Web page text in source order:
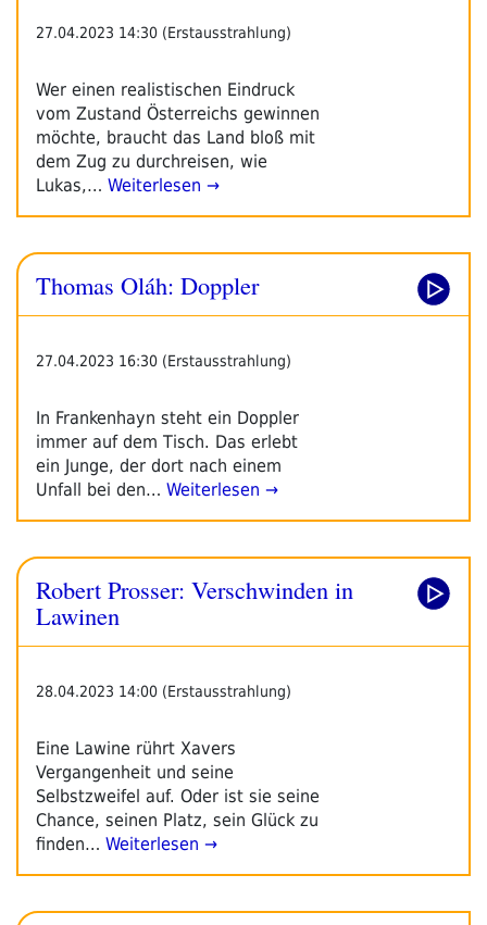
27.04.2023 14:30 (Erstausstrahlung)
Wer einen realistischen Eindruck
vom Zustand Österreichs gewinnen
möchte, braucht das Land bloß mit
dem Zug zu durchreisen, wie
Lukas,… Weiterlesen →
Thomas Oláh: Doppler
27.04.2023 16:30 (Erstausstrahlung)
In Frankenhayn steht ein Doppler
immer auf dem Tisch. Das erlebt
ein Junge, der dort nach einem
Unfall bei den… Weiterlesen →
Robert Prosser: Verschwinden in
Lawinen
28.04.2023 14:00 (Erstausstrahlung)
Eine Lawine rührt Xavers
Vergangenheit und seine
Selbstzweifel auf. Oder ist sie seine
Chance, seinen Platz, sein Glück zu
finden… Weiterlesen →